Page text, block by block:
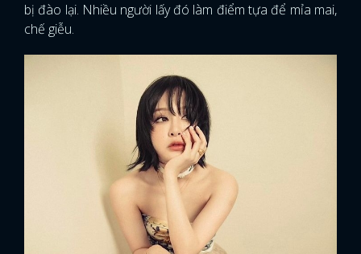
bị đào lại. Nhiều người lấy đó làm điểm tựa để mỉa mai,
chế giễu.